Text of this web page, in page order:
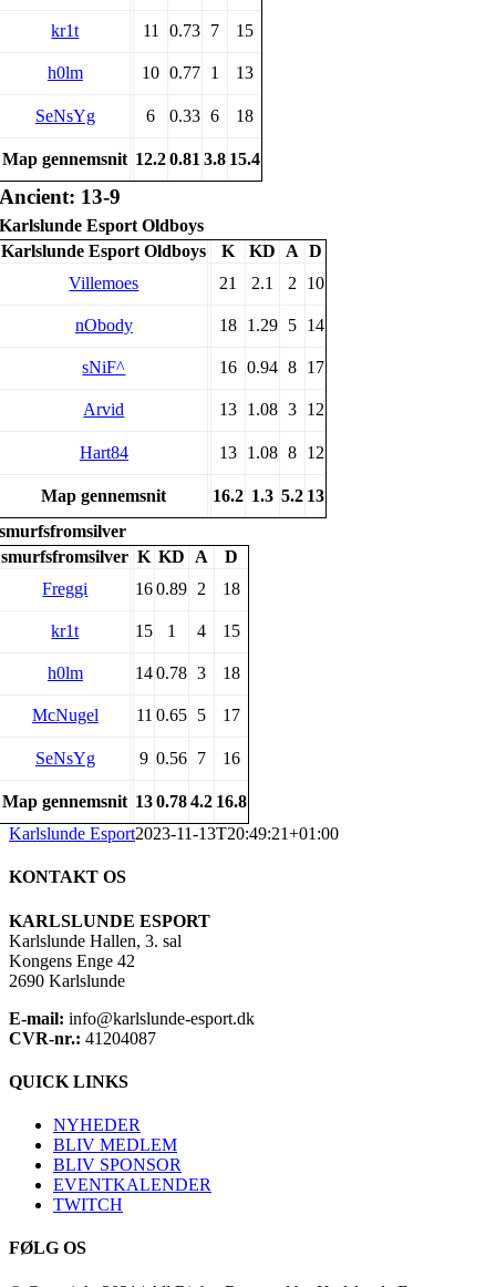
kr1t 11 0.73 7 15
h0lm 10 0.77 1 13
SeNsYg 6 0.33 6 18
Map gennemsnit 12.20.81 3.8 15.4
Ancient: 13-9
Karlslunde Esport Oldboys
Karlslunde Esport Oldboys
K KD A
D
Villemoes
21 2.1 2 10
nObody 18 1.29 5 14
sNiF^ 16 0.94 8 17
Arvid 13 1.08 3 12
Hart84 13 1.08 8 12
Map gennemsnit 16.2 1.3 5.2 13
smurfsfromsilver
smurfsfromsilver K KD A
D
Freggi
160.89 2 18
kr1t 15 1 4 15
h0lm 140.78 3 18
McNugel 11 0.65 5 17
SeNsYg 9 0.56 7 16
Map gennemsnit 130.784.2 16.8
Karlslunde Esport2023-11-13T20:49:21+01:00
KONTAKT OS
KARLSLUNDE ESPORT
Karlslunde Hallen, 3. sal
Kongens Enge 42
2690 Karlslunde
E-mail: info@karlslunde-esport.dk
CVR-nr.: 41204087
QUICK LINKS
NYHEDER
BLIV MEDLEM
BLIV SPONSOR
EVENTKALENDER
TWITCH
FØLG OS